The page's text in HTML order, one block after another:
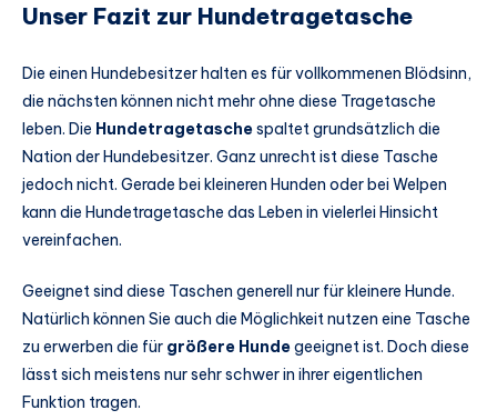
Unser Fazit zur Hundetragetasche
Die einen Hundebesitzer halten es für vollkommenen Blödsinn,
die nächsten können nicht mehr ohne diese Tragetasche
leben. Die Hundetragetaschespaltet grundsätzlich die
Nation der Hundebesitzer. Ganz unrecht ist diese Tasche
jedoch nicht. Gerade bei kleineren Hunden oder bei Welpen
kann die Hundetragetasche das Leben in vielerlei Hinsicht
vereinfachen.
Geeignet sind diese Taschen generell nur für kleinere Hunde.
Natürlich können Sie auch die Möglichkeit nutzen eine Tasche
zu erwerben die für größere Hundegeeignet ist. Doch diese
lässt sich meistens nur sehr schwer in ihrer eigentlichen
Funktion tragen.